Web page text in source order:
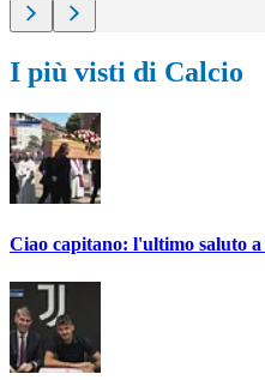
I più visti di Calcio
Ciao capitano: l'ultimo saluto a